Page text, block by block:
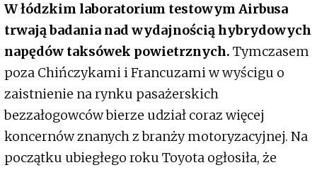
W łódzkim laboratorium testowym Airbusa
trwają badania nad wydajnością hybrydowych
napędów taksówek powietrznych. Tymczasem
poza Chińczykami i Francuzami w wyścigu o
zaistnienie na rynku pasażerskich
bezzałogowców bierze udział coraz więcej
koncernów znanych z branży motoryzacyjnej. Na
początku ubiegłego roku Toyota ogłosiła, że